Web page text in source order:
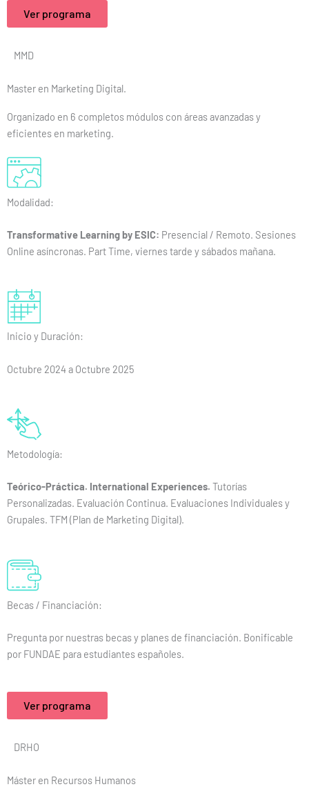
Ver programa
MMD
Master en Marketing Digital.
Organizado en 6 completos módulos con áreas avanzadas y
eficientes en marketing.
Modalidad:
Transformative Learning by ESIC: Presencial / Remoto. Sesiones
Online asíncronas. Part Time, viernes tarde y sábados mañana.
Inicio y Duración:
Octubre 2024 a Octubre 2025
Metodología:
Teórico-Práctica. International Experiences. Tutorías
Personalizadas. Evaluación Continua. Evaluaciones Individuales y
Grupales. TFM (Plan de Marketing Digital).
Becas / Financiación:
Pregunta por nuestras becas y planes de financiación. Bonificable
por FUNDAE para estudiantes españoles.
Ver programa
DRHO
Máster en Recursos Humanos